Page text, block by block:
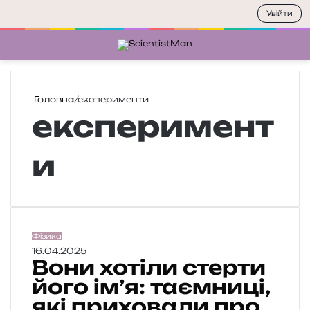
Головна/експерименти
експеримент
и
В
о
н
и
х
Фізика
16.04.2025
Вони хотіли стерти
його ім’я: таємниці,
Увійти